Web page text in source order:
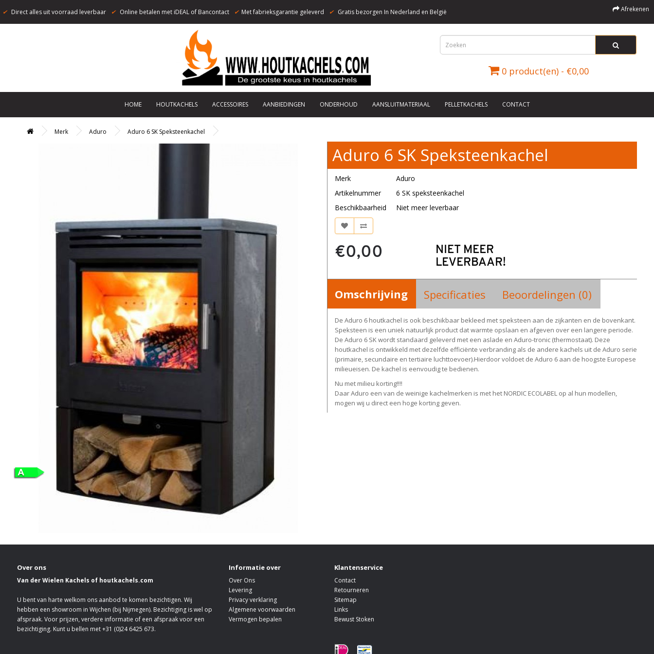
✔ Direct alles uit voorraad leverbaar ✔ Online betalen met iDEAL of Bancontact ✔ Met fabrieksgarantie geleverd ✔ Gratis bezorgen In Nederland en België Afrekenen
0 product(en) - €0,00
HOME HOUTKACHELS ACCESSOIRES AANBIEDINGEN ONDERHOUD AANSLUITMATERIAAL PELLETKACHELS CONTACT
Merk Aduro Aduro 6 SK Speksteenkachel
Aduro 6 SK Speksteenkachel
Merk
Aduro
Artikelnummer
6 SK speksteenkachel
Beschikbaarheid
Niet meer leverbaar
€0,00
NIET MEER
LEVERBAAR!
Omschrijving Specificaties Beoordelingen (0)
De Aduro 6 houtkachel is ook beschikbaar bekleed met speksteen aan de zijkanten en de bovenkant.
Speksteen is een uniek natuurlijk product dat warmte opslaan en afgeven over een langere periode.
De Aduro 6 SK wordt standaard geleverd met een aslade en Aduro-tronic (thermostaat). Deze
houtkachel is ontwikkeld met dezelfde efficiënte verbranding als de andere kachels uit de Aduro serie
(primaire, secundaire en tertiaire luchttoevoer).Hierdoor voldoet de Aduro 6 aan de hoogste Europese
milieueisen. De kachel is eenvoudig te bedienen.
Nu met milieu korting!!!!
Daar Aduro een van de weinige kachelmerken is met het NORDIC ECOLABEL op al hun modellen,
mogen wij u direct een hoge korting geven.
Over ons
Van der Wielen Kachels of houtkachels.com
U bent van harte welkom ons aanbod te komen bezichtigen. Wij
hebben een showroom in Wijchen (bij Nijmegen). Bezichtiging is wel op
afspraak. Voor prijzen, verdere informatie of een afspraak voor een
bezichtiging. Kunt u bellen met +31 (0)24 6425 673.
Informatie over
Over Ons
Levering
Privacy verklaring
Algemene voorwaarden
Vermogen bepalen
Klantenservice
Contact
Retourneren
Sitemap
Links
Bewust Stoken